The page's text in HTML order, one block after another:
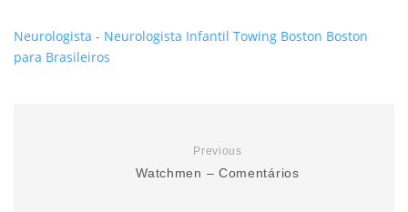
Neurologista - Neurologista Infantil Towing Boston Boston
para Brasileiros
Previous
Watchmen – Comentários